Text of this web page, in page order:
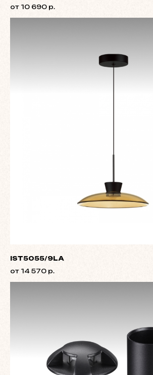
от 10 690 р.
IST5055/9LA
от 14 570 р.